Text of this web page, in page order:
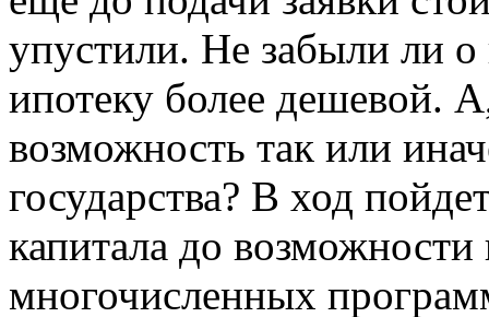
упустили. Не забыли ли о
ипотеку более дешевой.
возможность так или
государства? В ход
капитала до
многочисленных